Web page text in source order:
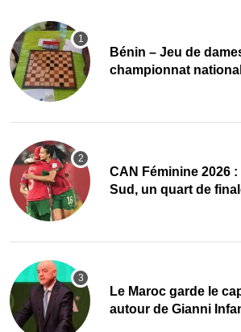
Bénin – Jeu de
championnat
CAN Féminine 2026
Sud, un quart de
Le Maroc garde le
autour de Gianni